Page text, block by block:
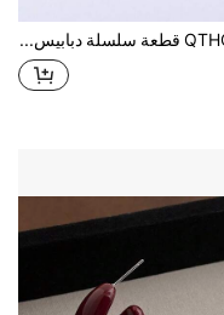
QTHOPE 2 قطعة سلسلة دبابيس عناصر الأساطير اليونانية سيف & شارة معدنية